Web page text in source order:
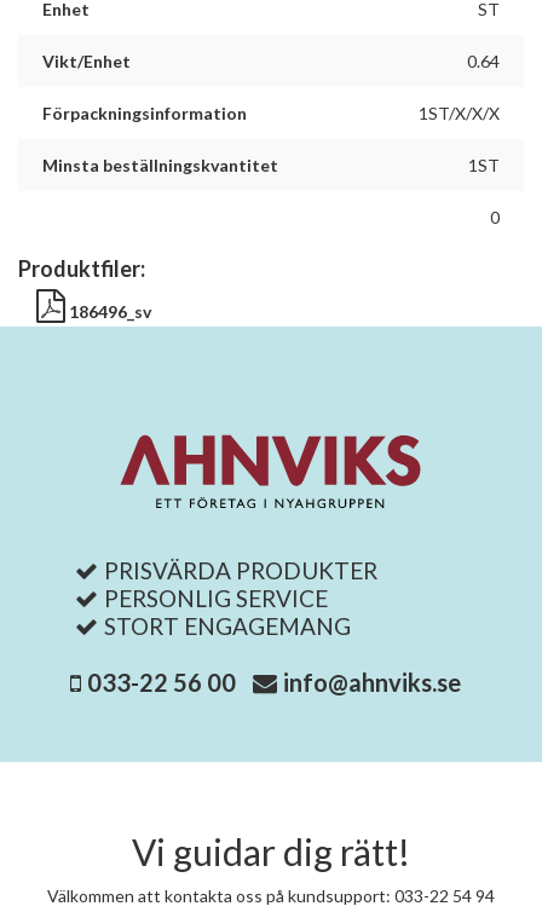
Enhet ST
Vikt/Enhet 0.64
Förpackningsinformation 1ST/X/X/X
Minsta beställningskvantitet 1ST
0
Produktfiler:
186496_sv
PRISVÄRDA PRODUKTER
PERSONLIG SERVICE
STORT ENGAGEMANG
033-22 56 00 info@ahnviks.se
Vi guidar dig rätt!
Välkommen att kontakta oss på kundsupport: 033-22 54 94